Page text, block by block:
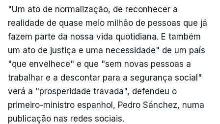
"Um ato de normalização, de reconhecer a
realidade de quase meio milhão de pessoas que já
fazem parte da nossa vida quotidiana. E também
um ato de justiça e uma necessidade" de um país
"que envelhece" e que "sem novas pessoas a
trabalhar e a descontar para a segurança social"
verá a "prosperidade travada", defendeu o
primeiro-ministro espanhol, Pedro Sánchez, numa
publicação nas redes sociais.